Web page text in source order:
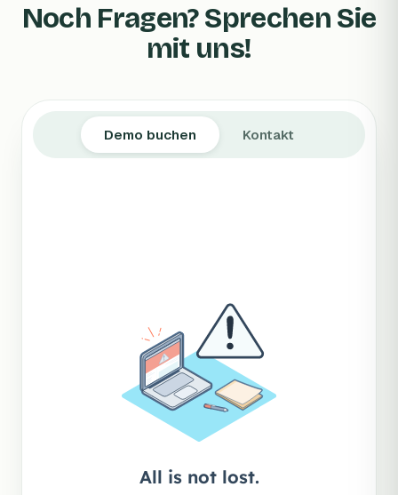
Noch Fragen? Sprechen Sie
mit uns!
Demo buchen Kontakt